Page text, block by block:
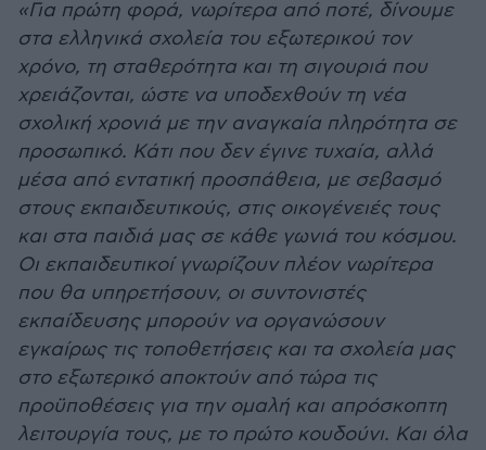
«Για πρώτη φορά, νωρίτερα από ποτέ, δίνουμε
στα ελληνικά σχολεία του εξωτερικού τον
χρόνο, τη σταθερότητα και τη σιγουριά που
χρειάζονται, ώστε να υποδεχθούν τη νέα
σχολική χρονιά με την αναγκαία πληρότητα σε
προσωπικό. Κάτι που δεν έγινε τυχαία, αλλά
μέσα από εντατική προσπάθεια, με σεβασμό
στους εκπαιδευτικούς, στις οικογένειές τους
και στα παιδιά μας σε κάθε γωνιά του κόσμου.
Οι εκπαιδευτικοί γνωρίζουν πλέον νωρίτερα
που θα υπηρετήσουν, οι συντονιστές
εκπαίδευσης μπορούν να οργανώσουν
εγκαίρως τις τοποθετήσεις και τα σχολεία μας
στο εξωτερικό αποκτούν από τώρα τις
προϋποθέσεις για την ομαλή και απρόσκοπτη
λειτουργία τους, με το πρώτο κουδούνι. Και όλα